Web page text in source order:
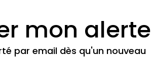
mon alerte
par email dès qu'un nouveau